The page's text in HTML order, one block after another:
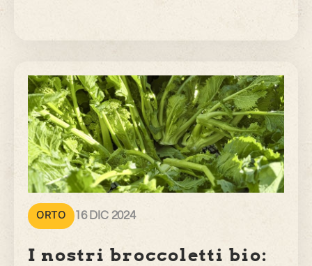
ORTO 16 DIC 2024
I nostri broccoletti bio: